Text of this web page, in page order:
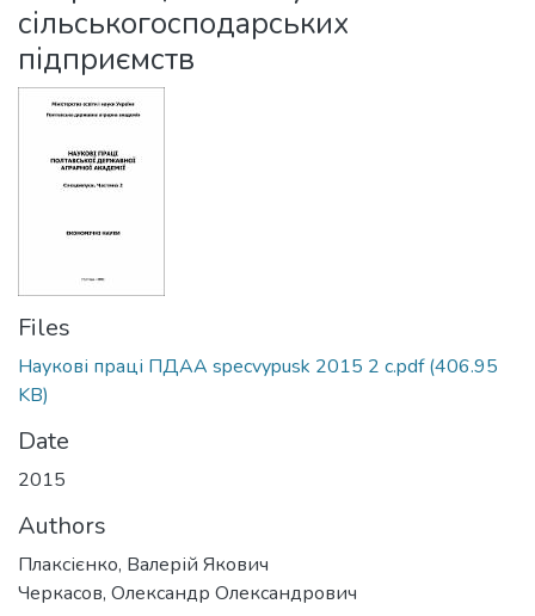
сільськогосподарських
підприємств
Files
Наукові праці ПДАА specvypusk 2015 2 c.pdf(406.95
KB)
Date
2015
Authors
Плаксієнко, Валерій Якович
Черкасов, Олександр Олександрович